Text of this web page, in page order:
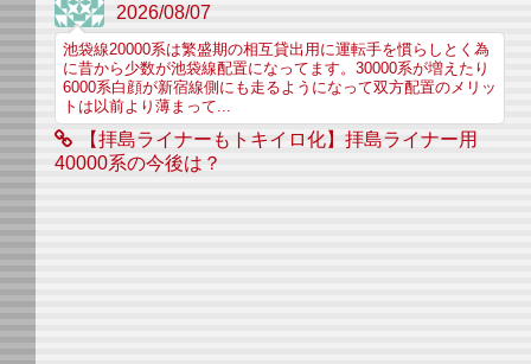
2026/08/07
池袋線20000系は繁盛期の相互貸出用に運転手を慣らしとく為
に昔から少数が池袋線配置になってます。30000系が増えたり
6000系白顔が新宿線側にも走るようになって双方配置のメリッ
トは以前より薄まって...
【拝島ライナーもトキイロ化】拝島ライナー用
40000系の今後は？